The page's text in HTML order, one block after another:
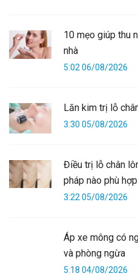
10 mẹo giúp thu
nhà
5:02 06/08/2026
Lăn kim trị lỗ
3:30 05/08/2026
Điều trị lỗ chân
pháp nào phù
3:22 05/08/2026
Áp xe mông có
và phòng ngừa
5:18 04/08/2026